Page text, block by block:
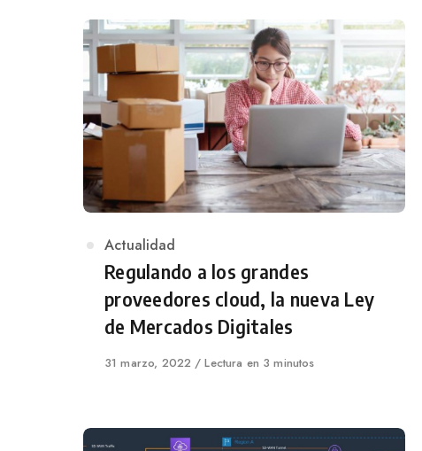
Category
Actualidad
Regulando a los grandes
proveedores cloud, la nueva Ley
de Mercados Digitales
Published
31 marzo, 2022 Lectura en 3 minutos